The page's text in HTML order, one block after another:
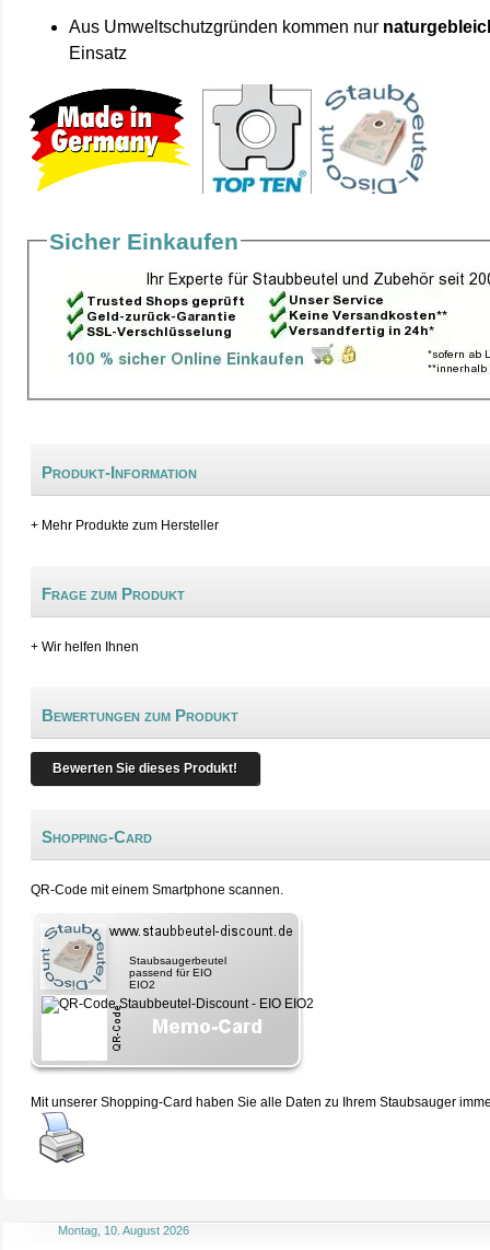
Aus Umweltschutzgründen kommen nur
Einsatz
Sicher Einkaufen
Produkt-Information
+ Mehr Produkte zum Hersteller
Frage zum Produkt
+ Wir helfen Ihnen
Bewertungen zum Produkt
Bewerten Sie dieses Produkt!
Shopping-Card
QR-Code mit einem Smartphone scannen.
Staubsaugerbeutel
passend für EIO
EIO2
Mit unserer Shopping-Card haben Sie alle Daten zu Ihrem Staubsauger
Montag, 10. August 2026